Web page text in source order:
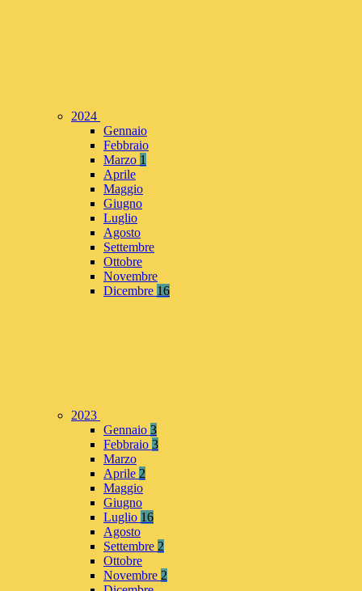
2024
Gennaio
Febbraio
Marzo 1
Aprile
Maggio
Giugno
Luglio
Agosto
Settembre
Ottobre
Novembre
Dicembre 16
2023
Gennaio 3
Febbraio 3
Marzo
Aprile 2
Maggio
Giugno
Luglio 16
Agosto
Settembre 2
Ottobre
Novembre 2